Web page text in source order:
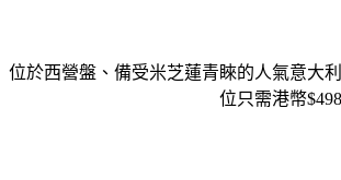
位於⻄營盤、備受米芝蓮青睞的⼈氣意⼤
位只需港幣